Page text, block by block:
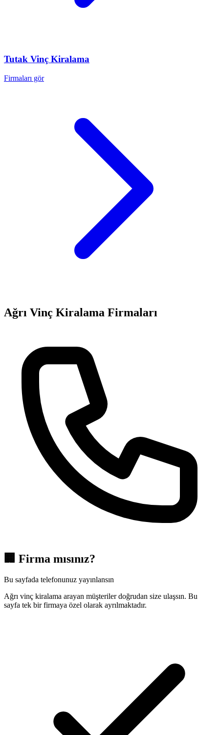
Tutak Vinç Kiralama
Firmaları gör
Ağrı Vinç Kiralama Firmaları
🏢 Firma mısınız?
Bu sayfada telefonunuz yayınlansın
Ağrı vinç kiralama arayan müşteriler doğrudan size ulaşsın. Bu
sayfa tek bir firmaya özel olarak ayrılmaktadır.